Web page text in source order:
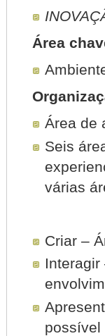
Área
Área de
Seis
várias
Criar –
possível